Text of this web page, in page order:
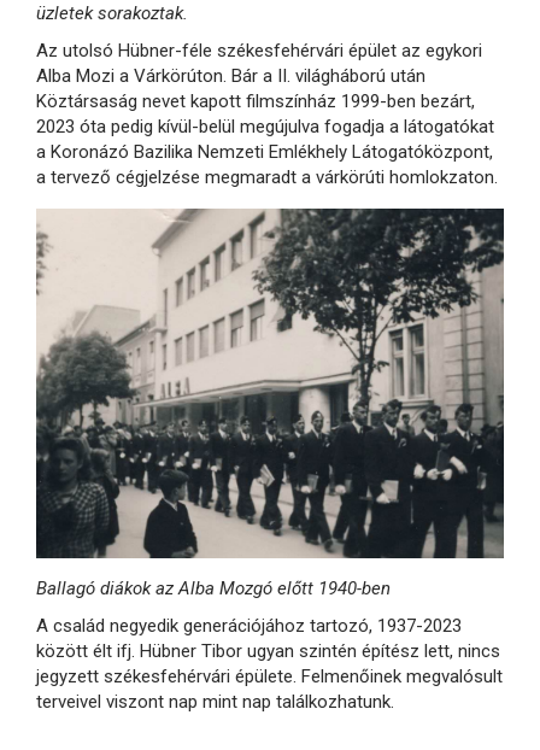
üzletek sorakoztak.
Az utolsó Hübner-féle székesfehérvári épület az egykori
Alba Mozi a Várkörúton. Bár a II. világháború után
Köztársaság nevet kapott filmszínház 1999-ben bezárt,
2023 óta pedig kívül-belül megújulva fogadja a látogatókat
a Koronázó Bazilika Nemzeti Emlékhely Látogatóközpont,
a tervező cégjelzése megmaradt a várkörúti homlokzaton.
Ballagó diákok az Alba Mozgó előtt 1940-ben
A család negyedik generációjához tartozó, 1937-2023
között élt ifj. Hübner Tibor ugyan szintén építész lett, nincs
jegyzett székesfehérvári épülete. Felmenőinek megvalósult
terveivel viszont nap mint nap találkozhatunk.